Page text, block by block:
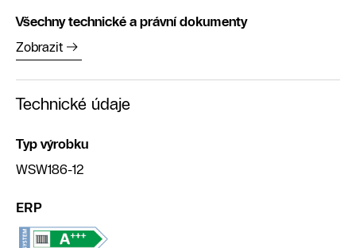
Všechny technické a právní dokumenty
Zobrazit
Technické údaje
Typ výrobku
WSW186-12
ERP